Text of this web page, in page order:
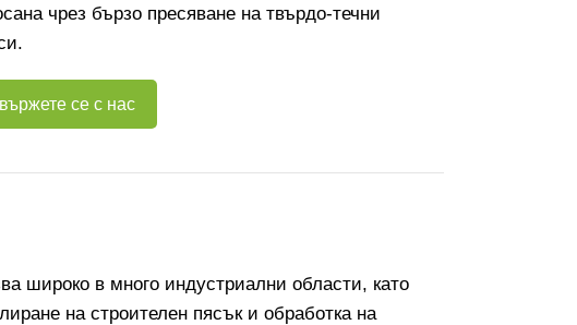
чрез бързо пресяване на твърдо-течни
се с нас
широко в много индустриални области, като
на строителен пясък и обработка на